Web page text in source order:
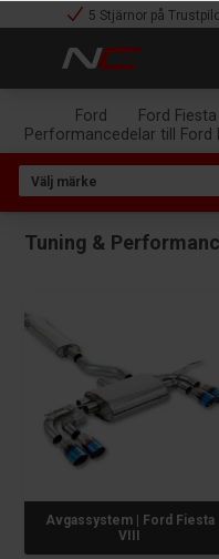
5 Stjärnor på
Ford Ford Fiesta
Performancedelar till Ford
Tuning &
Avgassystem | Ford Fiesta
VIII